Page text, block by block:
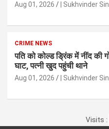
Aug 01, 2026 | Sukhvinder
CRIME NEWS
पति को कोल्ड ड्रिंक में नींद की
घाट, पत्नी खुद पहुंची थाने
Aug 01, 2026 | Sukhvinder
Visits :